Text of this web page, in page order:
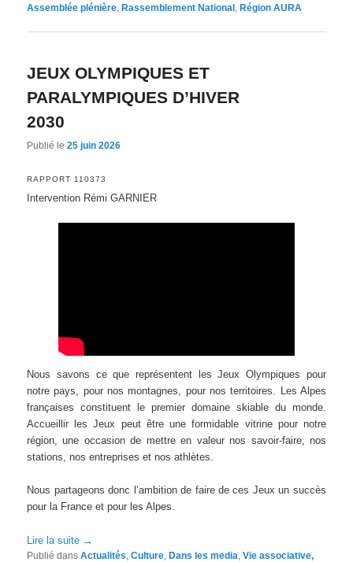
Assemblée plénière ,Rassemblement National ,Région AURA
JEUX OLYMPIQUES ET
PARALYMPIQUES D’HIVER
2030
Publié le25 juin 2026
RAPPORT 110373
Intervention Rémi GARNIER
Nous savons ce que représentent les Jeux Olympiques pour
notre pays, pour nos montagnes, pour nos territoires. Les Alpes
françaises constituent le premier domaine skiable du monde.
Accueillir les Jeux peut être une formidable vitrine pour notre
région, une occasion de mettre en valeur nos savoir-faire, nos
stations, nos entreprises et nos athlètes.
Nous partageons donc l’ambition de faire de ces Jeux un succès
pour la France et pour les Alpes.
Lire la suite →
Publié dans Actualités ,Culture ,Dans les media ,Vie associative,